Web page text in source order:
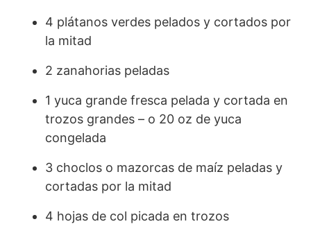
4 plátanos verdes pelados y cortados por
la mitad
2 zanahorias peladas
1 yuca grande fresca pelada y cortada en
trozos grandes – o 20 oz de yuca
congelada
3 choclos o mazorcas de maíz peladas y
cortadas por la mitad
4 hojas de col picada en trozos